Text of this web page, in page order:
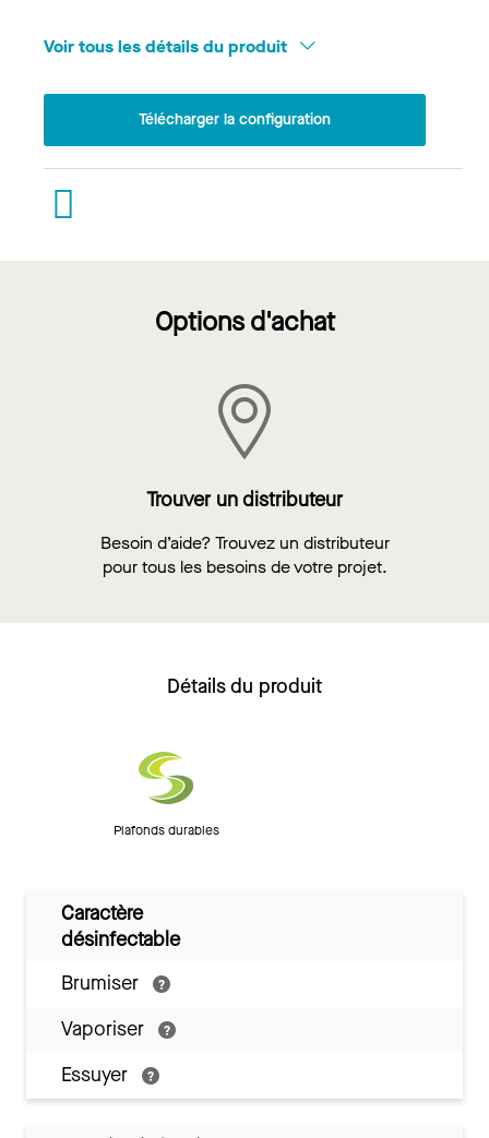
Voir tous les détails du produit
Télécharger la configuration
Options d'achat
Trouver un distributeur
Besoin d’aide? Trouvez un distributeur
pour tous les besoins de votre projet.
Détails du produit
Plafonds durables
Caractère
désinfectable
Brumiser
Vaporiser
Essuyer